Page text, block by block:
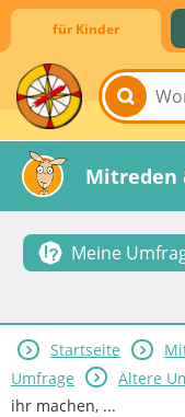
für Kinder
Lernen &
Hobby &
Spiel &
Mitreden
Meine
Startseite
Umfrage
Ältere
ihr machen, ...